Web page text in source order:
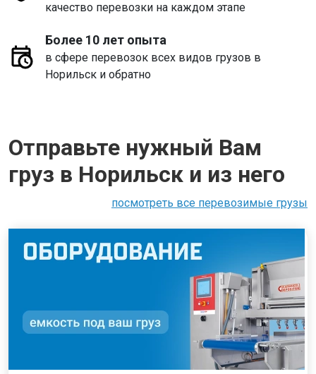
качество перевозки на каждом этапе
Более 10 лет опыта
в сфере перевозок всех видов грузов в
Норильск и обратно
Отправьте нужный Вам
груз в Норильск и из него
посмотреть все перевозимые грузы